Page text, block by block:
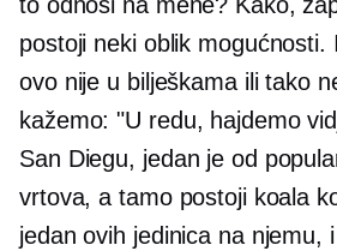
postoji neki oblik mogućnosti.
ovo nije u bilješkama ili tako
kažemo: "U redu, hajdemo
San Diegu, jedan je od
vrtova, a tamo postoji koala
jedan ovih jedinica na njemu,